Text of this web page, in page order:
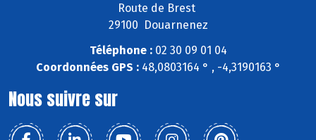
Route de Brest
29100 Douarnenez
Téléphone :02 30 09 01 04
Coordonnées GPS :48,0803164 ° , -4,3190163 °
Nous suivre sur